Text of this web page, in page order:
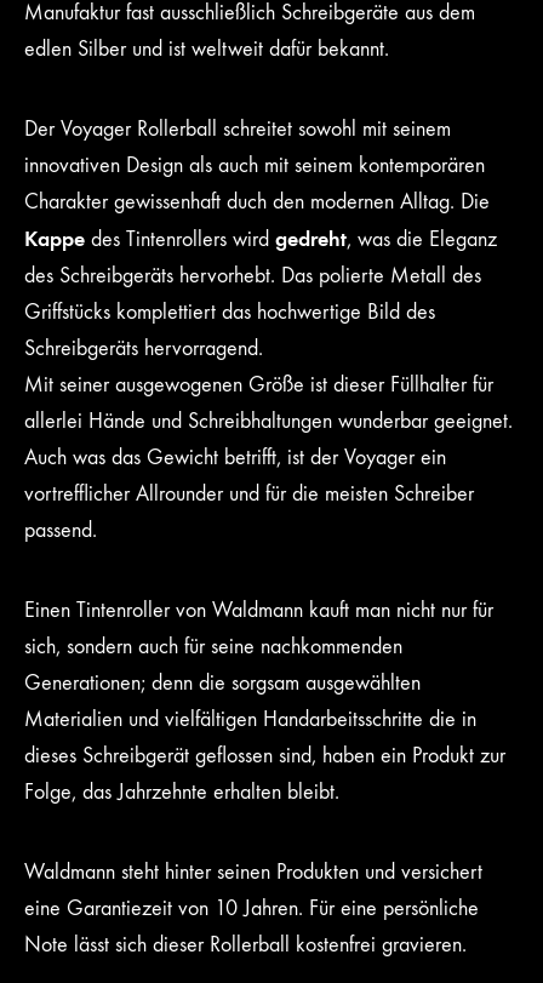
Manufaktur fast ausschließlich Schreibgeräte aus dem
edlen Silber und ist weltweit dafür bekannt.
Der Voyager Rollerball schreitet sowohl mit seinem
innovativen Design als auch mit seinem kontemporären
Charakter gewissenhaft duch den modernen Alltag. Die
Kappe des Tintenrollers wird gedreht, was die Eleganz
des Schreibgeräts hervorhebt. Das polierte Metall des
Griffstücks komplettiert das hochwertige Bild des
Schreibgeräts hervorragend.
Mit seiner ausgewogenen Größe ist dieser Füllhalter für
allerlei Hände und Schreibhaltungen wunderbar geeignet.
Auch was das Gewicht betrifft, ist der Voyager ein
vortrefflicher Allrounder und für die meisten Schreiber
passend.
Einen Tintenroller von Waldmann kauft man nicht nur für
sich, sondern auch für seine nachkommenden
Generationen; denn die sorgsam ausgewählten
Materialien und vielfältigen Handarbeitsschritte die in
dieses Schreibgerät geflossen sind, haben ein Produkt zur
Folge, das Jahrzehnte erhalten bleibt.
Waldmann steht hinter seinen Produkten und versichert
eine Garantiezeit von 10 Jahren. Für eine persönliche
Note lässt sich dieser Rollerball kostenfrei gravieren.